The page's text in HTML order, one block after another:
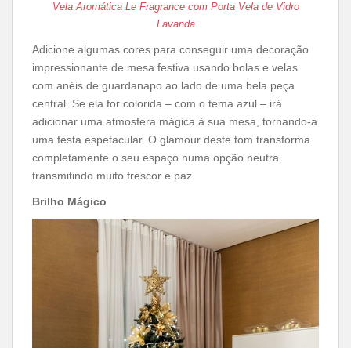
Vela Aromática Le Fragrance com Porta Vela de Vidro
Lavanda
Adicione algumas cores para conseguir uma decoração
impressionante de mesa festiva usando bolas e velas
com anéis de guardanapo ao lado de uma bela peça
central. Se ela for colorida – com o tema azul – irá
adicionar uma atmosfera mágica à sua mesa, tornando-a
uma festa espetacular. O glamour deste tom transforma
completamente o seu espaço numa opção neutra
transmitindo muito frescor e paz.
Brilho Mágico